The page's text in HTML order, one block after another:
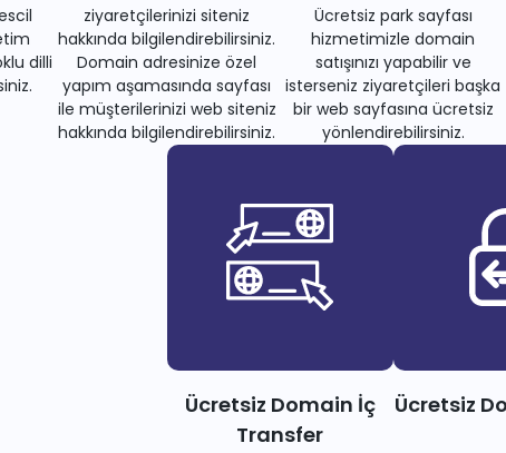
dilli
ziyaretçilerinizi siteniz
hakkında bilgilendirebilirsiniz.
Domain adresinize özel
yapım aşamasında sayfası
ile müşterilerinizi web siteniz
hakkında bilgilendirebilirsiniz.
Ücretsiz park sayfası
hizmetimizle domain
satışınızı yapabilir ve
isterseniz ziyaretçileri başka
bir web sayfasına ücretsiz
yönlendirebilirsiniz.
Ücretsiz Domain İç
Transfer
Ücretsiz